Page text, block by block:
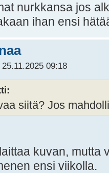
nurkkansa jos
ihan ensi
25.11.2025 09:18
siitä? Jos
kuvan, mutta
ensi viikolla.